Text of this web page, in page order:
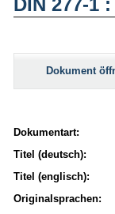
DIN 277-1
Dokument
Dokumentart:
Titel (deutsch):
Titel (englisch):
Originalsprachen: